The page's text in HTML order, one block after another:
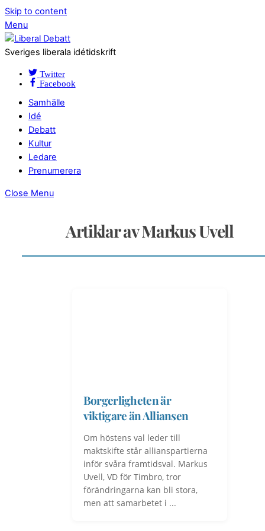
Skip to content
Menu
Sveriges liberala idétidskrift
Twitter
Facebook
Samhälle
Idé
Debatt
Kultur
Ledare
Prenumerera
Close Menu
Artiklar av Markus Uvell
Borgerligheten är
viktigare än Alliansen
Om höstens val leder till
maktskifte står allianspartierna
inför svåra framtidsval. Markus
Uvell, VD för Timbro, tror
förändringarna kan bli stora,
men att samarbetet i ...